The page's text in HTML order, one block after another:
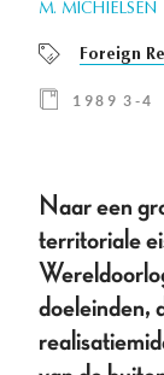
M. MICHIELSEN
Foreign
1989 3-4
Naar een
territoriale
doeleinden,